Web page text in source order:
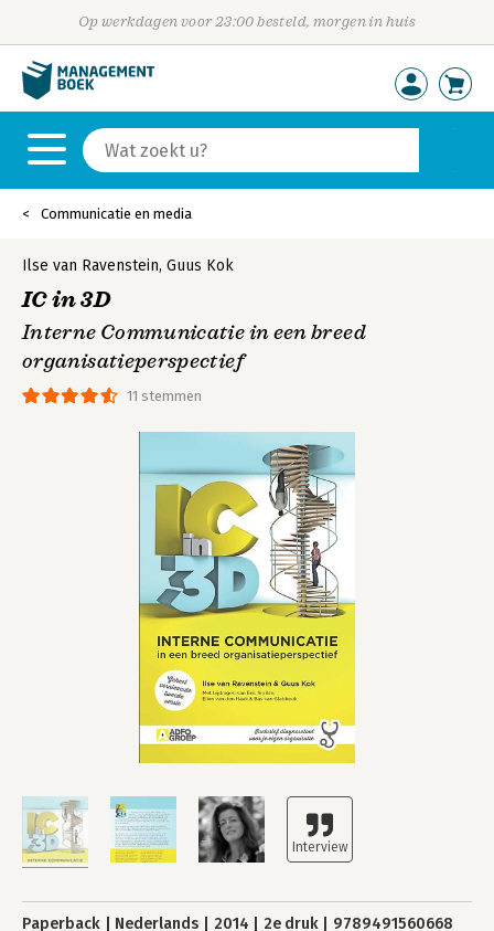
Op werkdagen voor 23:00 besteld, morgen in huis
Communicatie en media
11 stemmen
Ilse van Ravenstein, Guus Kok
IC in 3D
Interne Communicatie in een breed
organisatieperspectief
Paperback Nederlands 2014 2e druk 9789491560668